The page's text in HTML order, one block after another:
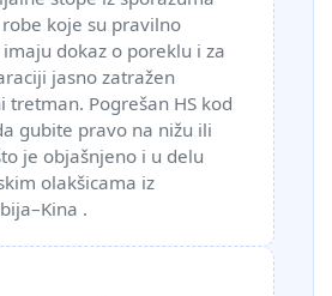
koje su pravilno
dokaz o poreklu i za
jasno zatražen
tretman. Pogrešan HS kod
gubite pravo na nižu ili
je objašnjeno i u delu
olakšicama iz
.